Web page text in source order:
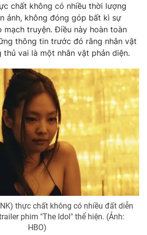
Truyền hình Việt Nam
báo VTV
báo in và báo điện tử số 483/GP-BTTTT
Thủy
Nguyễn Thị Mỹ Hạnh, Phạm Quốc Thắng,
355 931 - 024.38 355 932
024.66 897 897
024-7300.7108
chất không có nhiều thời lượng
ảnh, không đóng góp bất kì sự
mạch truyện. Điều này hoàn toàn
thông tin trước đó rằng nhân vật
thủ vai là một nhân vật phản diện.
thực chất không có nhiều đất diễn
phim "The Idol" thể hiện. (Ảnh:
HBO)